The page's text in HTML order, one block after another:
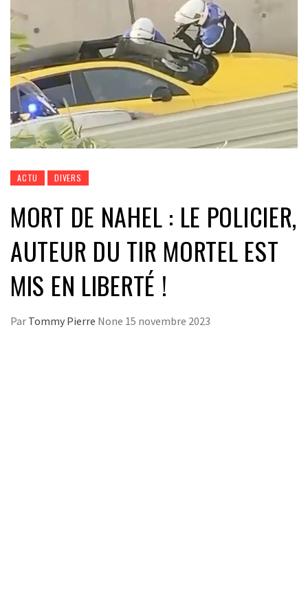
ACTU DIVERS
MORT DE NAHEL : LE POLICIER,
AUTEUR DU TIR MORTEL EST
MIS EN LIBERTÉ !
Par Tommy Pierre None 15 novembre 2023